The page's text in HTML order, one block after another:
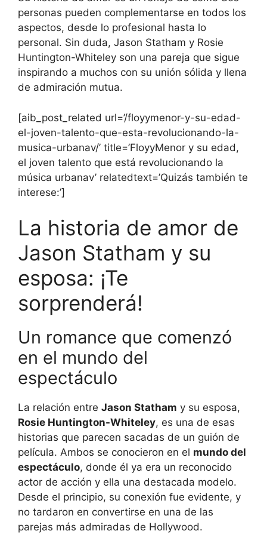
personas pueden complementarse en todos los
aspectos, desde lo profesional hasta lo
personal. Sin duda, Jason Statham y Rosie
Huntington-Whiteley son una pareja que sigue
inspirando a muchos con su unión sólida y llena
de admiración mutua.
[aib_post_related url=’/floyymenor-y-su-edad-
el-joven-talento-que-esta-revolucionando-la-
musica-urbanav/’ title=’FloyyMenor y su edad,
el joven talento que está revolucionando la
música urbanav’ relatedtext=’Quizás también te
interese:’]
La historia de amor de
Jason Statham y su
esposa: ¡Te
sorprenderá!
Un romance que comenzó
en el mundo del
espectáculo
La relación entre Jason Statham y su esposa,
Rosie Huntington-Whiteley, es una de esas
historias que parecen sacadas de un guión de
película. Ambos se conocieron en el mundo del
espectáculo, donde él ya era un reconocido
actor de acción y ella una destacada modelo.
Desde el principio, su conexión fue evidente, y
no tardaron en convertirse en una de las
parejas más admiradas de Hollywood.